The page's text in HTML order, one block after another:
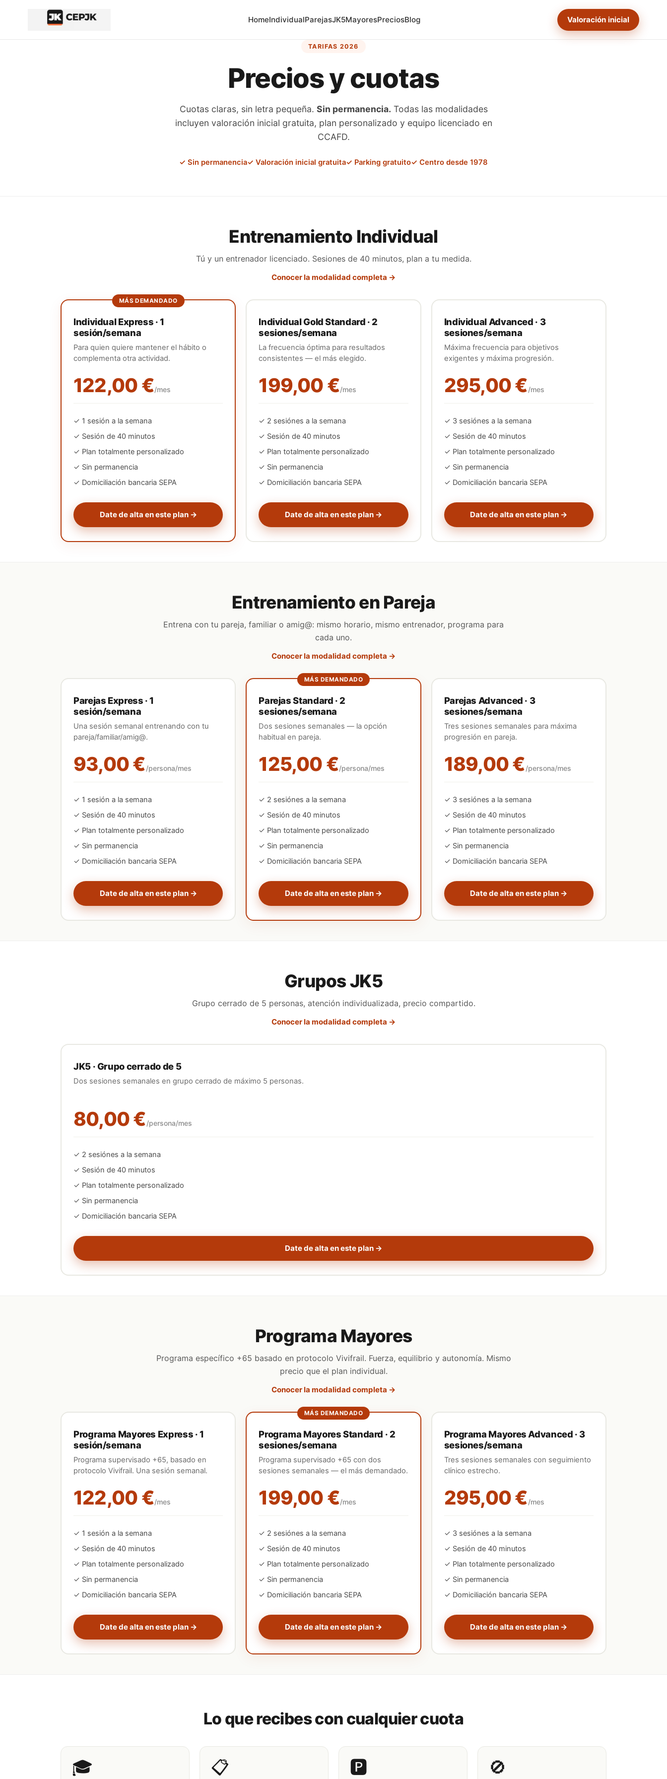
HomeIndividualParejasJK5MayoresPreciosBlog Valoración inicial
TARIFAS 2026
Precios y cuotas
Cuotas claras, sin letra pequeña. Sin permanencia. Todas las modalidades
incluyen valoración inicial gratuita, plan personalizado y equipo licenciado en
CCAFD.
✓ Sin permanencia✓ Valoración inicial gratuita✓ Parking gratuito✓ Centro desde 1978
Entrenamiento Individual
Tú y un entrenador licenciado. Sesiones de 40 minutos, plan a tu medida.
Conocer la modalidad completa →
MÁS DEMANDADO
Individual Express · 1
sesión/semana
Para quien quiere mantener el hábito o
complementa otra actividad.
122,00 €/mes
✓ 1 sesión a la semana
✓ Sesión de 40 minutos
✓ Plan totalmente personalizado
✓ Sin permanencia
✓ Domiciliación bancaria SEPA
Date de alta en este plan →
Individual Gold Standard · 2
sesiones/semana
La frecuencia óptima para resultados
consistentes — el más elegido.
199,00 €/mes
✓ 2 sesiónes a la semana
✓ Sesión de 40 minutos
✓ Plan totalmente personalizado
✓ Sin permanencia
✓ Domiciliación bancaria SEPA
Date de alta en este plan →
Individual Advanced · 3
sesiones/semana
Máxima frecuencia para objetivos
exigentes y máxima progresión.
295,00 €/mes
✓ 3sesiónes a la semana
✓ Sesión de 40 minutos
✓ Plan totalmente personalizado
✓ Sin permanencia
✓ Domiciliación bancaria SEPA
Date de alta en este plan →
Entrenamiento en Pareja
Entrena con tu pareja, familiar o amig@: mismo horario, mismo entrenador, programa para
cada uno.
Conocer la modalidad completa →
Parejas Express · 1
sesión/semana
Una sesión semanal entrenando con tu
pareja/familiar/amig@.
93,00 €/persona/mes
✓ 1 sesión a la semana
✓ Sesión de 40 minutos
✓ Plan totalmente personalizado
✓ Sin permanencia
✓ Domiciliación bancaria SEPA
Date de alta en este plan →
MÁS DEMANDADO
Parejas Standard · 2
sesiones/semana
Dos sesiones semanales — la opción
habitual en pareja.
125,00 €/persona/mes
✓ 2 sesiónes a la semana
✓ Sesión de 40 minutos
✓ Plan totalmente personalizado
✓ Sin permanencia
✓ Domiciliación bancaria SEPA
Date de alta en este plan →
Parejas Advanced · 3
sesiones/semana
Tres sesiones semanales para máxima
progresión en pareja.
189,00 €/persona/mes
✓ 3sesiónes a la semana
✓ Sesión de 40 minutos
✓ Plan totalmente personalizado
✓ Sin permanencia
✓ Domiciliación bancaria SEPA
Date de alta en este plan →
Grupos JK5
Grupo cerrado de 5 personas, atención individualizada, precio compartido.
Conocer la modalidad completa →
JK5 · Grupo cerrado de 5
Dos sesiones semanales en grupo cerrado de máximo 5 personas.
80,00 €/persona/mes
✓ 2 sesiónes a la semana
✓ Sesión de 40 minutos
✓ Plan totalmente personalizado
✓ Sin permanencia
✓ Domiciliación bancaria SEPA
Date de alta en este plan →
Programa Mayores
Programa específico +65 basado en protocolo Vivifrail. Fuerza, equilibrio y autonomía. Mismo
precio que el plan individual.
Conocer la modalidad completa →
Programa Mayores Express · 1
sesión/semana
Programa supervisado +65, basado en
protocolo Vivifrail. Una sesión semanal.
122,00 €/mes
✓ 1 sesión a la semana
✓ Sesión de 40 minutos
✓ Plan totalmente personalizado
✓ Sin permanencia
✓ Domiciliación bancaria SEPA
Date de alta en este plan →
MÁS DEMANDADO
Programa Mayores Standard · 2
sesiones/semana
Programa supervisado +65 con dos
sesiones semanales — el más demandado.
199,00 €/mes
✓ 2 sesiónes a la semana
✓ Sesión de 40 minutos
✓ Plan totalmente personalizado
✓ Sin permanencia
✓ Domiciliación bancaria SEPA
Date de alta en este plan →
Programa Mayores Advanced · 3
sesiones/semana
Tres sesiones semanales con seguimiento
clínico estrecho.
295,00 €/mes
✓ 3sesiónes a la semana
✓ Sesión de 40 minutos
✓ Plan totalmente personalizado
✓ Sin permanencia
✓ Domiciliación bancaria SEPA
Date de alta en este plan →
Lo que recibes con cualquier cuota
🎓 📋 🅿️ 🚫